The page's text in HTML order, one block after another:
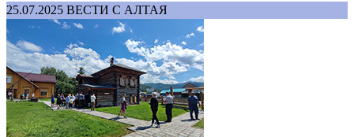
25.07.2025 ВЕСТИ С АЛТАЯ